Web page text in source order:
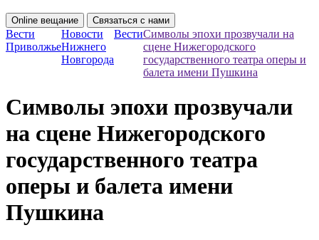
Online вещание Связаться с нами
Вести
Приволжье
Новости
Нижнего
Новгорода
ВестиСимволы эпохи прозвучали на
сцене Нижегородского
государственного театра оперы и
балета имени Пушкина
Символы эпохи прозвучали
на сцене Нижегородского
государственного театра
оперы и балета имени
Пушкина